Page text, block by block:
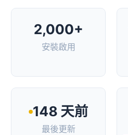
2,000+
安裝啟用
148 天前
最後更新